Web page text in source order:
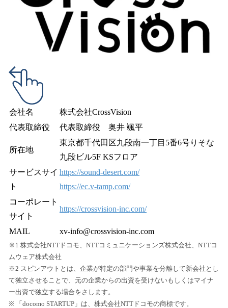
会社名
株式会社CrossVision
代表取締役
代表取締役 奥井 颯平
所在地
東京都千代田区九段南一丁目5番6号りそな
九段ビル5F KSフロア
サービスサイ
ト
https://sound-desert.com/
https://ec.v-tamp.com/
コーポレート
サイト
https://crossvision-inc.com/
MAIL xv-info@crossvision-inc.com
※1 株式会社NTTドコモ、NTTコミュニケーションズ株式会社、NTTコ
ムウェア株式会社
※2 スピンアウトとは、企業が特定の部門や事業を分離して新会社とし
て独立させることで、元の企業からの出資を受けないもしくはマイナ
ー出資で独立する場合をさします。
※ 「docomo STARTUP」は、株式会社NTTドコモの商標です。